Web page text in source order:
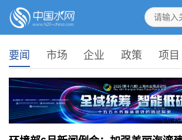
要闻 市场 企业 政策 项目